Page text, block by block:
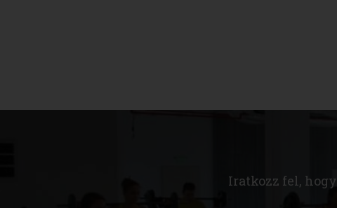
Iratkozz fel,